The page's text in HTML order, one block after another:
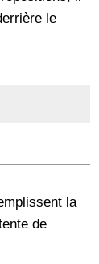
le
la
de